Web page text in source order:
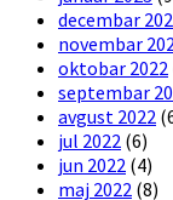
decembar
novembar
oktobar 2022
septembar
avgust 2022
jul 2022 (6)
jun 2022 (4)
maj 2022 (8)